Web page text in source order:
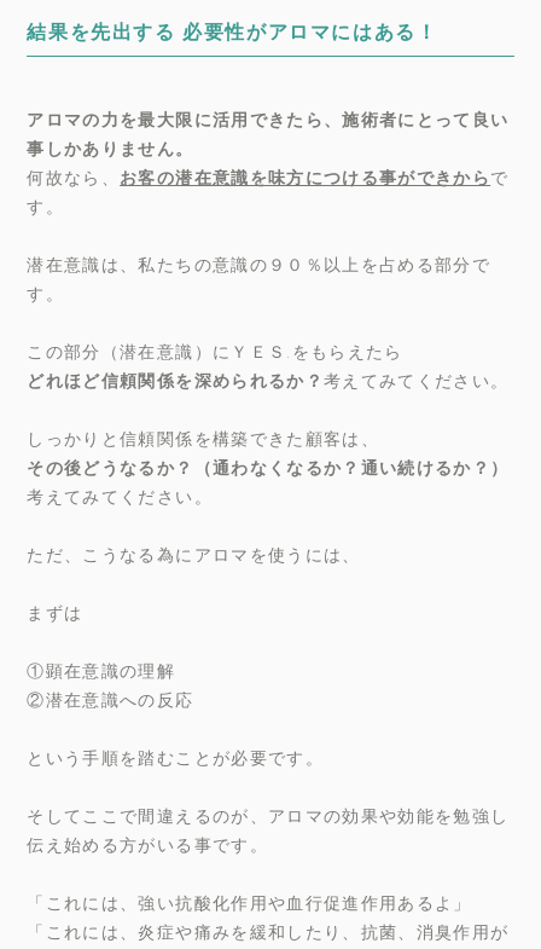
結果を先出する 必要性がアロマにはある！
アロマの力を最大限に活用できたら、施術者にとって良い
事しかありません。
何故なら、 お客の潜在意識を味方につける事ができからで
す。
潜在意識は、私たちの意識の９０％以上を占める部分で
す。
この部分（潜在意識）にＹＥＳ.をもらえたら
どれほど信頼関係を深められるか？ 考えてみてください。
しっかりと信頼関係を構築できた顧客は、
その後どうなるか？（通わなくなるか？通い続けるか？）
考えてみてください。
ただ、こうなる為にアロマを使うには、
まずは
①顕在意識の理解
②潜在意識への反応
という手順を踏むことが必要です。
そしてここで間違えるのが、アロマの効果や効能を勉強し
伝え始める方がいる事です。
「これには、強い抗酸化作用や血行促進作用あるよ」
「これには、炎症や痛みを緩和したり、抗菌、消臭作用が